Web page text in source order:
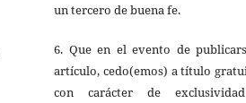
un tercero de buena fe.
6. Que en el evento de
artículo, cedo(emos) a título
con carácter de